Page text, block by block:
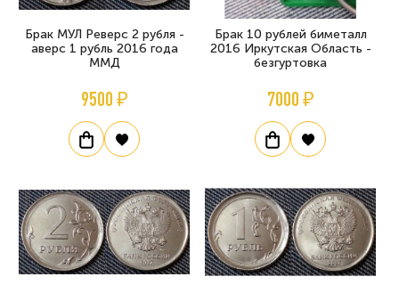
Брак МУЛ Реверс 2 рубля -
аверс 1 рубль 2016 года
ММД
9500 ₽
Брак 10 рублей биметалл
2016 Иркутская Область -
безгуртовка
7000 ₽